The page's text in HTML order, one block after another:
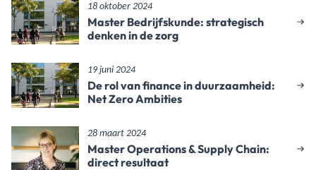
18 oktober 2024
Master Bedrijfskunde: strategisch
denken in de zorg
19 juni 2024
De rol van finance in duurzaamheid:
Net Zero Ambities
28 maart 2024
Master Operations & Supply Chain:
direct resultaat